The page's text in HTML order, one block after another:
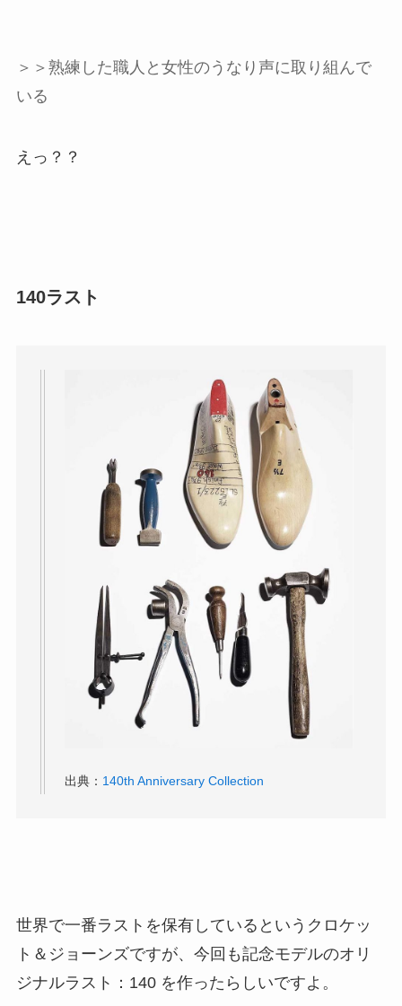
＞＞ 熟練した職人と女性のうなり声に取り組んで
いる
えっ？？
140ラスト
出典： 140th Anniversary Collection
世界で一番ラストを保有しているというクロケッ
ト＆ジョーンズですが、今回も記念モデルのオリ
ジナルラスト：140 を作ったらしいですよ。